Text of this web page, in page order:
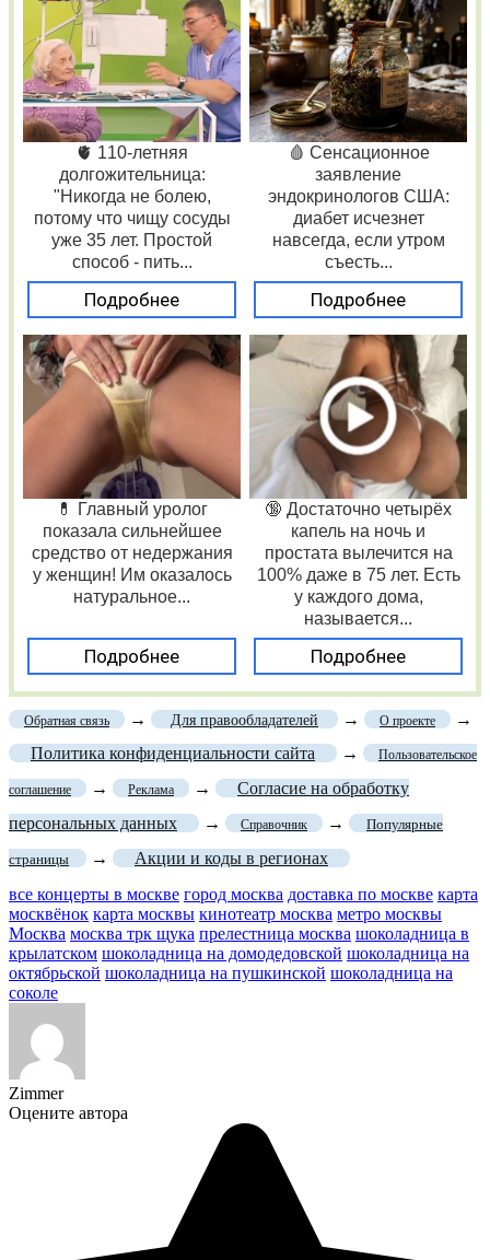
🫀 110-летняя
долгожительница:
"Никогда не болею,
потому что чищу сосуды
уже 35 лет. Простой
способ - пить...
Подробнее
🩸 Сенсационное
заявление
эндокринологов США:
диабет исчезнет
навсегда, если утром
съесть...
Подробнее
💊 Главный уролог
показала сильнейшее
средство от недержания
у женщин! Им оказалось
натуральное...
Подробнее
🔞 Достаточно четырёх
капель на ночь и
простата вылечится на
100% даже в 75 лет. Есть
у каждого дома,
называется...
Подробнее
Обратная связь → Для правообладателей → О проекте
→
Политика конфиденциальности сайта
→ Пользовательское
соглашение → Реклама →
Согласие на обработку
персональных данных
→ Справочник → Популярные
страницы →
Акции и коды в регионах
все концерты в москве город москва доставка по москве карта
москвёнок карта москвы кинотеатр москва метро москвы
Москва москва трк щука прелестница москва шоколадница в
крылатском шоколадница на домодедовской шоколадница на
октябрьской шоколадница на пушкинской шоколадница на
соколе
Zimmer
Оцените автора